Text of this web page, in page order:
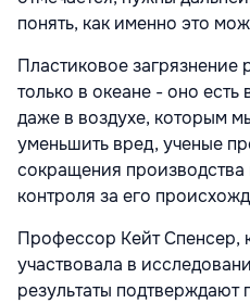
понять, как именно это
Пластиковое загрязнение
только в океане - оно есть
даже в воздухе, которым
уменьшить вред, ученые
сокращения производства
контроля за его
Профессор Кейт Спенсер,
участвовала в
результаты подтверждают